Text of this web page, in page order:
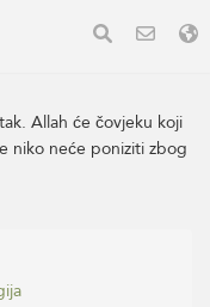
Allah će čovjeku koji
niko neće poniziti zbog